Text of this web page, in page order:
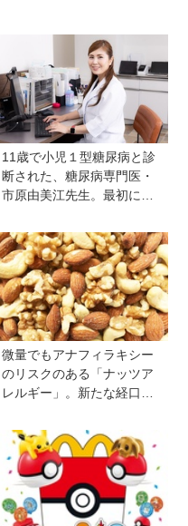
11歳で小児１型糖尿病と診
断された、糖尿病専門医・
市原由美江先生。最初に感
が渇くことだった
微量でもアナフィラキシー
のリスクのある「ナッツア
レルギー」。新たな経口免
門医に聞きました＞